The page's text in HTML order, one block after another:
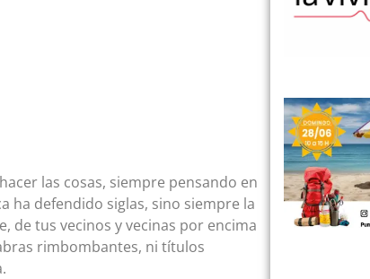
las cosas, siempre pensando en
ha defendido siglas, sino siempre la
de tus vecinos y vecinas por encima
rimbombantes, ni títulos